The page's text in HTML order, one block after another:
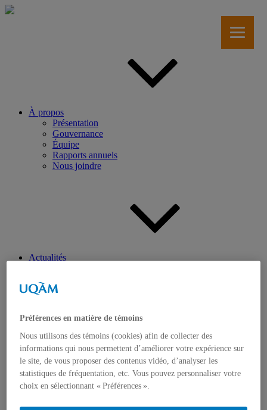
Aller
À propos
Présentation
Gouvernance
Équipe
Rapports annuels
Nous joindre
Actualités
Communiqués
Préférences en matière de témoins
Nous utilisons des témoins (cookies) afin de collecter des
informations qui nous permettent d’améliorer votre expérience sur
le site, de vous proposer des contenus vidéo, d’analyser les
statistiques de fréquentation, etc. Vous pouvez personnaliser votre
choix en sélectionnant « Préférences ».